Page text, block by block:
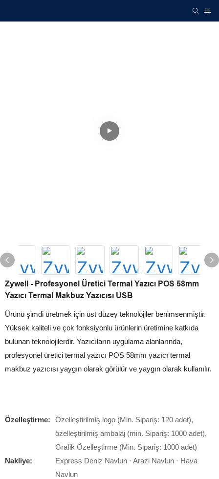
Zywell - Profesyonel Üretici Termal Yazıcı POS 58mm
Yazıcı Termal Makbuz Yazıcısı USB
Ürünü şimdi üretmek için üst düzey teknolojiler benimsenmiştir.
Yüksek kaliteli ve çok fonksiyonlu ürünlerin üretimine katkıda
bulunan teknolojilerdir. Yazıcıların uygulama alanlarında,
profesyonel üretici termal yazıcı POS 58mm yazıcı termal
makbuz yazıcısı yaygın olarak görülür ve yaygın olarak kullanılır.
Özelleştirme:
Özelleştirilmiş logo (Min. Sipariş: 120 adet),
özelleştirilmiş ambalaj (min. Sipariş: 1000 adet),
Grafik Özelleştirme (Min. Sipariş: 1000 adet)
Nakliye:
Express Deniz Navlun · Arazi Navlun · Hava
Navlun